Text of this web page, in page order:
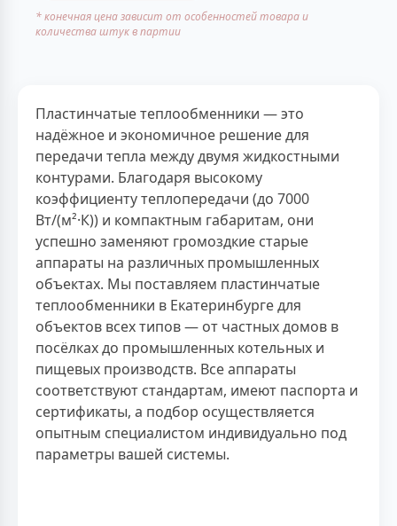
* конечная цена зависит от особенностей товара и
количества штук в партии
Пластинчатые теплообменники — это
надёжное и экономичное решение для
передачи тепла между двумя жидкостными
контурами. Благодаря высокому
коэффициенту теплопередачи (до 7000
Вт/(м²·К)) и компактным габаритам, они
успешно заменяют громоздкие старые
аппараты на различных промышленных
объектах. Мы поставляем пластинчатые
теплообменники в Екатеринбурге для
объектов всех типов — от частных домов в
посёлках до промышленных котельных и
пищевых производств. Все аппараты
соответствуют стандартам, имеют паспорта и
сертификаты, а подбор осуществляется
опытным специалистом индивидуально под
параметры вашей системы.